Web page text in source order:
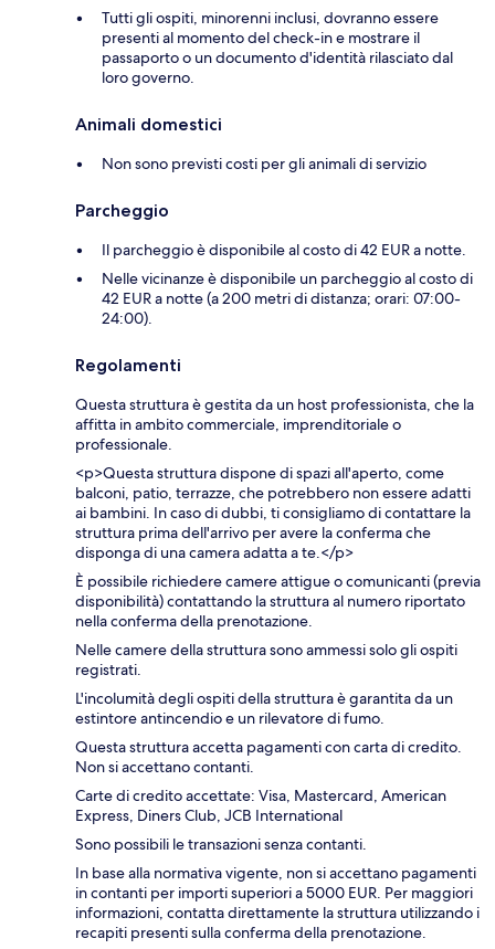
Tutti gli ospiti, minorenni inclusi, dovranno essere
presenti al momento del check-in e mostrare il
passaporto o un documento d'identità rilasciato dal
loro governo.
Animali domestici
Non sono previsti costi per gli animali di servizio
Parcheggio
Il parcheggio è disponibile al costo di 42 EUR a notte.
Nelle vicinanze è disponibile un parcheggio al costo di
42 EUR a notte (a 200 metri di distanza; orari: 07:00-
24:00).
Regolamenti
Questa struttura è gestita da un host professionista, che la
affitta in ambito commerciale, imprenditoriale o
professionale.
<p>Questa struttura dispone di spazi all'aperto, come
balconi, patio, terrazze, che potrebbero non essere adatti
ai bambini. In caso di dubbi, ti consigliamo di contattare la
struttura prima dell'arrivo per avere la conferma che
disponga di una camera adatta a te.</p>
È possibile richiedere camere attigue o comunicanti (previa
disponibilità) contattando la struttura al numero riportato
nella conferma della prenotazione.
Nelle camere della struttura sono ammessi solo gli ospiti
registrati.
L'incolumità degli ospiti della struttura è garantita da un
estintore antincendio e un rilevatore di fumo.
Questa struttura accetta pagamenti con carta di credito.
Non si accettano contanti.
Carte di credito accettate: Visa, Mastercard, American
Express, Diners Club, JCB International
Sono possibili le transazioni senza contanti.
In base alla normativa vigente, non si accettano pagamenti
in contanti per importi superiori a 5000 EUR. Per maggiori
informazioni, contatta direttamente la struttura utilizzando i
recapiti presenti sulla conferma della prenotazione.